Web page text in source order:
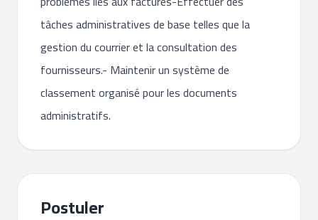
tâches administratives de base telles que la
gestion du courrier et la consultation des
fournisseurs.- Maintenir un système de
classement organisé pour les documents
administratifs.
Postuler